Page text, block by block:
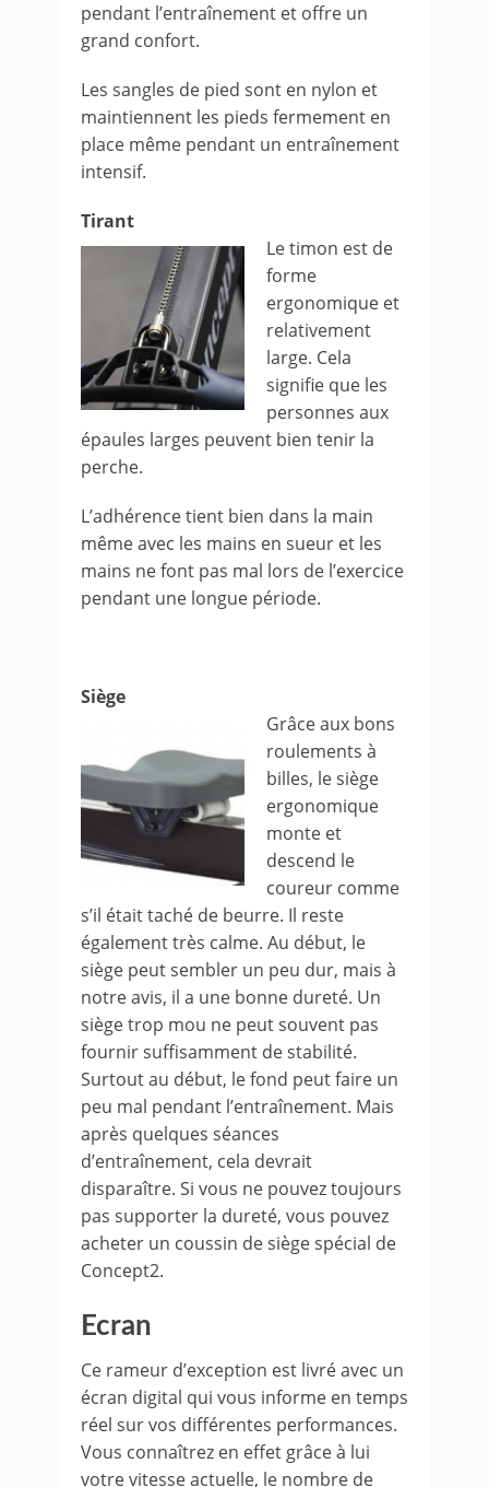
pendant l’entraînement et offre un
grand confort.
Les sangles de pied sont en nylon et
maintiennent les pieds fermement en
place même pendant un entraînement
intensif.
Tirant
Le timon est de
forme
ergonomique et
relativement
large. Cela
signifie que les
personnes aux
épaules larges peuvent bien tenir la
perche.
L’adhérence tient bien dans la main
même avec les mains en sueur et les
mains ne font pas mal lors de l’exercice
pendant une longue période.
Siège
Grâce aux bons
roulements à
billes, le siège
ergonomique
monte et
descend le
coureur comme
s’il était taché de beurre. Il reste
également très calme. Au début, le
siège peut sembler un peu dur, mais à
notre avis, il a une bonne dureté. Un
siège trop mou ne peut souvent pas
fournir suffisamment de stabilité.
Surtout au début, le fond peut faire un
peu mal pendant l’entraînement. Mais
après quelques séances
d’entraînement, cela devrait
disparaître. Si vous ne pouvez toujours
pas supporter la dureté, vous pouvez
acheter un coussin de siège spécial de
Concept2.
Ecran
Ce rameur d’exception est livré avec un
écran digital qui vous informe en temps
réel sur vos différentes performances.
Vous connaîtrez en effet grâce à lui
votre vitesse actuelle, le nombre de